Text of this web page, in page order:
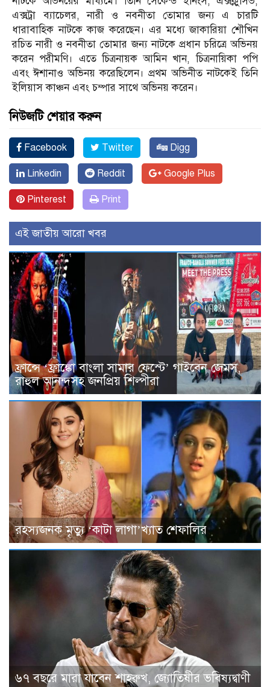
এক্সট্রা ব্যাচেলর, নারী ও নবনীতা তোমার জন্য এ চারটি
ধারাবাহিক নাটকে কাজ করেছেন। এর মধ্যে জাকারিয়া শৌখিন
রচিত নারী ও নবনীতা তোমার জন্য নাটকে প্রধান চরিত্রে অভিনয়
করেন পরীমণি। এতে চিত্রনায়ক আমিন খান, চিত্রনায়িকা পপি
এবং ঈশানাও অভিনয় করেছিলেন। প্রথম অভিনীত নাটকেই তিনি
ইলিয়াস কাঞ্চন এবং চম্পার সাথে অভিনয় করেন।
নিউজটি শেয়ার করুন
Facebook Twitter Digg
Linkedin Reddit Google Plus
Pinterest Print
এই জাতীয় আরো খবর
ফ্রান্সে ‘ফ্রাঙ্কো বাংলা সামার ফেস্টে’ গাইবেন জেমস,
রাহুল আনন্দসহ জনপ্রিয় শিল্পীরা
রহস্যজনক মৃত্যু ‘কাটা লাগা’খ্যাত শেফালির
৬৭ বছরে মারা যাবেন শাহরুখ, জ্যোতিষীর ভবিষ্যদ্বাণী